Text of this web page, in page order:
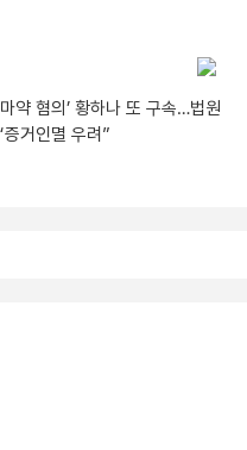
마약 혐의’ 황하나 또 구속…법원
증거인멸 우려”